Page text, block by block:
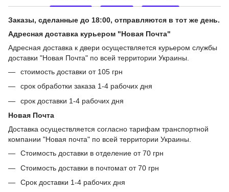
Заказы, сделанные до 18:00, отправляются в тот же день.
Адресная доставка курьером "Новая Почта"
Адресная доставка к двери осуществляется курьером службы
доставки "Новая Почта" по всей территории Украины.
стоимость доставки от 105 грн
срок обработки заказа 1-4 рабочих дня
срок доставки 1-4 рабочих дня
Новая Почта
Доставка осуществляется согласно тарифам транспортной
компании "Новая почта" по всей территории Украины.
Стоимость доставки в отделение от 70 грн
Стоимость доставки в почтомат от 70 грн
Срок доставки 1-4 рабочих дня